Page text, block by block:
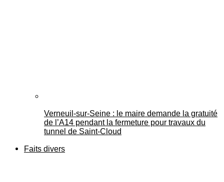
Verneuil-sur-Seine : le maire demande la gratuité
de l’A14 pendant la fermeture pour travaux du
tunnel de Saint-Cloud
Faits divers